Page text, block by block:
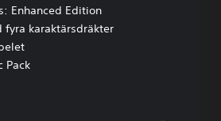
Enhanced Edition
fyra karaktärsdräkter
Pack